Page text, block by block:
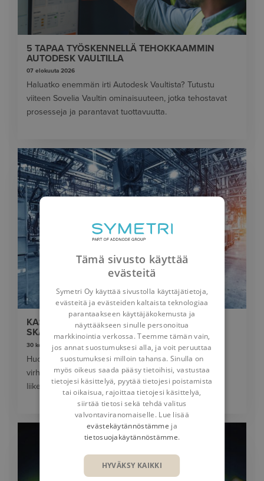
5 TAPAA TYÖSKENNELLÄ TEHOKKAAMMIN
AUTODESK VAULTILLA
07 elokuuta 2026
Haluatko enemmän irti Autodesk Vaultista? Tutustu
viiteen Sovelia Vaultin ominaisuuteen, jotka tehostavat
prosesseja ja parantavat tuottavuutta.
KASVU HIDASTUU, KUN TUOTETIETO EI
SKAALAUDU LIIKETOIMINNAN MUKANA
30 kesäkuuta 2026
Huonosti hallittu tuotetieto hidastaa kasvua ja lisää
virheitä. Lue, miten PLM auttaa skaalaamaan
liiketoimintaa ja parantamaan päätöksentekoa.
Tämä sivusto käyttää
evästeitä
Symetri Oy käyttää sivustolla käyttäjätietoja,
evästeitä ja evästeiden kaltaista teknologiaa
parantaakseen käyttäjäkokemusta ja
näyttääkseen sinulle personoitua
markkinointia verkossa. Teemme tämän vain,
jos annat suostumuksesi alla, ja voit peruuttaa
suostumuksesi milloin tahansa. Sinulla on
myös oikeus saada pääsy tietoihisi, vastustaa
tietojesi käsittelyä, pyytää tietojesi poistamista
tai oikaisua, rajoittaa tietojesi käsittelyä,
siirtää tietosi sekä tehdä valitus
valvontaviranomaiselle. Lue lisää
evästekäytännöstämme ja
tietosuojakäytännöstämme.
HYVÄKSY KAIKKI